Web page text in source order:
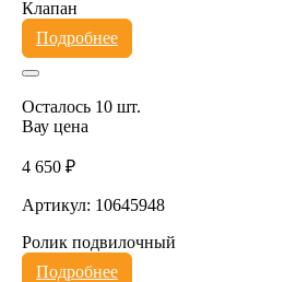
Клапан
Подробнее
Осталось 10 шт.
Вау цена
4 650 ₽
Артикул: 10645948
Ролик подвилочный
Подробнее